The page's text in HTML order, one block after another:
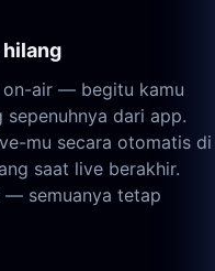
on-air — begitu kamu
sepenuhnya dari app.
mu secara otomatis di
saat live berakhir.
— semuanya tetap